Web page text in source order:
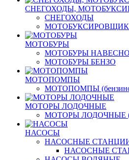
СНЕГОХОДЫ,
СНЕГОХОДЫ
МОТОБУРЫ
МОТОБУРЫ
МОТОБУРЫ БЕНЗО
МОТОПОМПЫ
МОТОПОМПЫ
МОТОРЫ ЛОДОЧНЫЕ
МОТОРЫ ЛОДОЧНЫЕ
НАСОСЫ
НАСОСНЫЕ
НАСОСНЫЕ